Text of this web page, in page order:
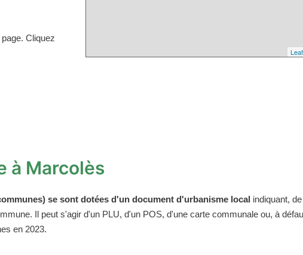
Cliquez
à Marcolès
se sont dotées d'un document d'urbanisme local indiquant,
Il peut s'agir d'un PLU, d'un POS, d'une carte communale ou, à
en 2023.